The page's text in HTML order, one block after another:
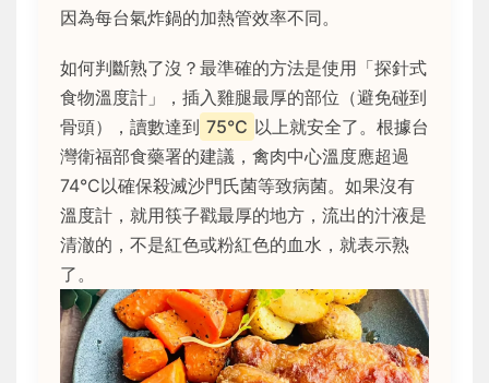
因為每台氣炸鍋的加熱管效率不同。
如何判斷熟了沒？最準確的方法是使用「探針式
食物溫度計」，插入雞腿最厚的部位（避免碰到
骨頭），讀數達到 75°C 以上就安全了。根據台
灣衛福部食藥署的建議，禽肉中心溫度應超過
74°C以確保殺滅沙門氏菌等致病菌。如果沒有
溫度計，就用筷子戳最厚的地方，流出的汁液是
清澈的，不是紅色或粉紅色的血水，就表示熟
了。